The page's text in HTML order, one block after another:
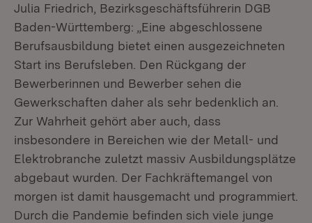
Julia Friedrich, Bezirksgeschäftsführerin DGB
Baden-Württemberg: „Eine abgeschlossene
Berufsausbildung bietet einen ausgezeichneten
Start ins Berufsleben. Den Rückgang der
Bewerberinnen und Bewerber sehen die
Gewerkschaften daher als sehr bedenklich an.
Zur Wahrheit gehört aber auch, dass
insbesondere in Bereichen wie der Metall- und
Elektrobranche zuletzt massiv Ausbildungsplätze
abgebaut wurden. Der Fachkräftemangel von
morgen ist damit hausgemacht und programmiert.
Durch die Pandemie befinden sich viele junge